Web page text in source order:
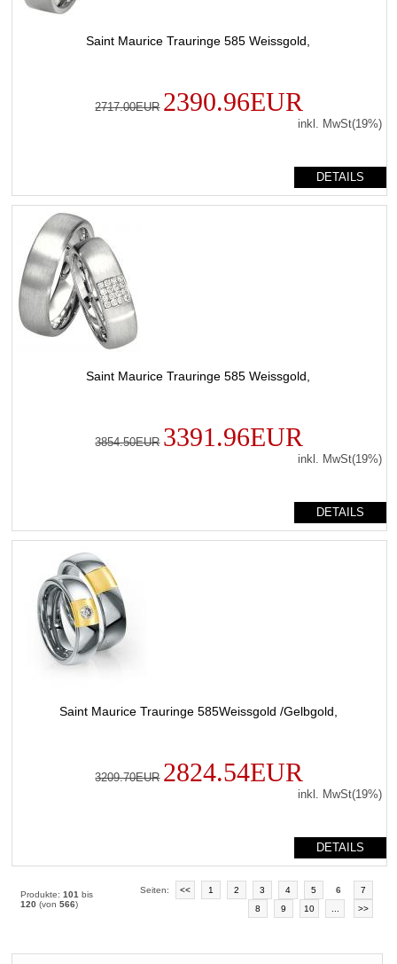
Saint Maurice Trauringe 585 Weissgold,
2717.00EUR 2390.96EUR
inkl. MwSt(19%)
DETAILS
Saint Maurice Trauringe 585 Weissgold,
3854.50EUR 3391.96EUR
inkl. MwSt(19%)
DETAILS
Saint Maurice Trauringe 585Weissgold /Gelbgold,
3209.70EUR 2824.54EUR
inkl. MwSt(19%)
DETAILS
Produkte:101 bis
120 (von566)
Seiten: << 1 2 3 4 5 6
7
8
9 10 >>